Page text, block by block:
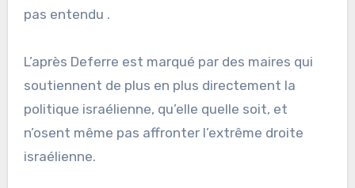
pas entendu .
L’après Deferre est marqué par des maires qui
soutiennent de plus en plus directement la
politique israélienne, qu’elle quelle soit, et
n’osent même pas affronter l’extrême droite
israélienne.